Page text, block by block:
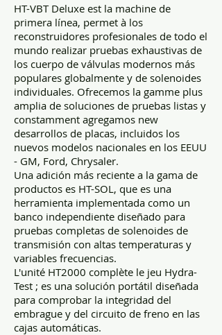
HT-VBT Deluxe est la machine de
primera línea, permet à los
reconstruidores profesionales de todo el
mundo realizar pruebas exhaustivas de
los cuerpo de válvulas modernos más
populares globalmente y de solenoides
individuales. Ofrecemos la gamme plus
amplia de soluciones de pruebas listas y
constamment agregamos new
desarrollos de placas, incluidos los
nuevos modelos nacionales en los EEUU
- GM, Ford, Chrysaler.
Una adición más reciente a la gama de
productos es HT-SOL, que es una
herramienta implementada como un
banco independiente diseñado para
pruebas completas de solenoides de
transmisión con altas temperaturas y
variables frecuencias.
L'unité HT2000 complète le jeu Hydra-
Test ; es una solución portátil diseñada
para comprobar la integridad del
embrague y del circuito de freno en las
cajas automáticas.